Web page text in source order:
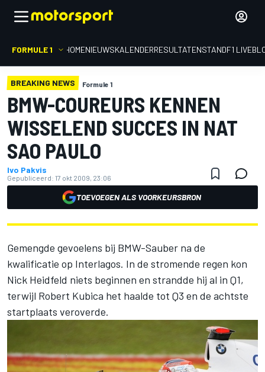
FORMULE 1 HOMENIEUWSKALENDERRESULTATENSTANDF1
BREAKING NEWS Formule 1
BMW-COUREURS KENNEN
WISSELEND SUCCES IN NAT
SAO PAULO
Ivo Pakvis
Gepubliceerd: 17 okt 2009, 23:06
TOEVOEGEN ALS VOORKEURSBRON
Gemengde gevoelens bij BMW-Sauber na de
kwalificatie op Interlagos. In de stromende regen kon
Nick Heidfeld niets beginnen en strandde hij al in Q1,
terwijl Robert Kubica het haalde tot Q3 en de achtste
startplaats veroverde.